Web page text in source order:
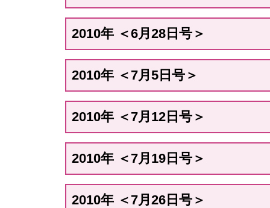
2010年 ＜6月28日号＞
2010年 ＜7月5日号＞
2010年 ＜7月12日号＞
2010年 ＜7月19日号＞
2010年 ＜7月26日号＞